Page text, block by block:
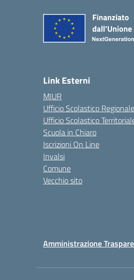
Link Esterni
MIUR
Ufficio Scolastico Regionale
Ufficio Scolastico
Scuola in Chiaro
Iscrizioni On Line
Invalsi
Comune
Vecchio sito
Amministrazione